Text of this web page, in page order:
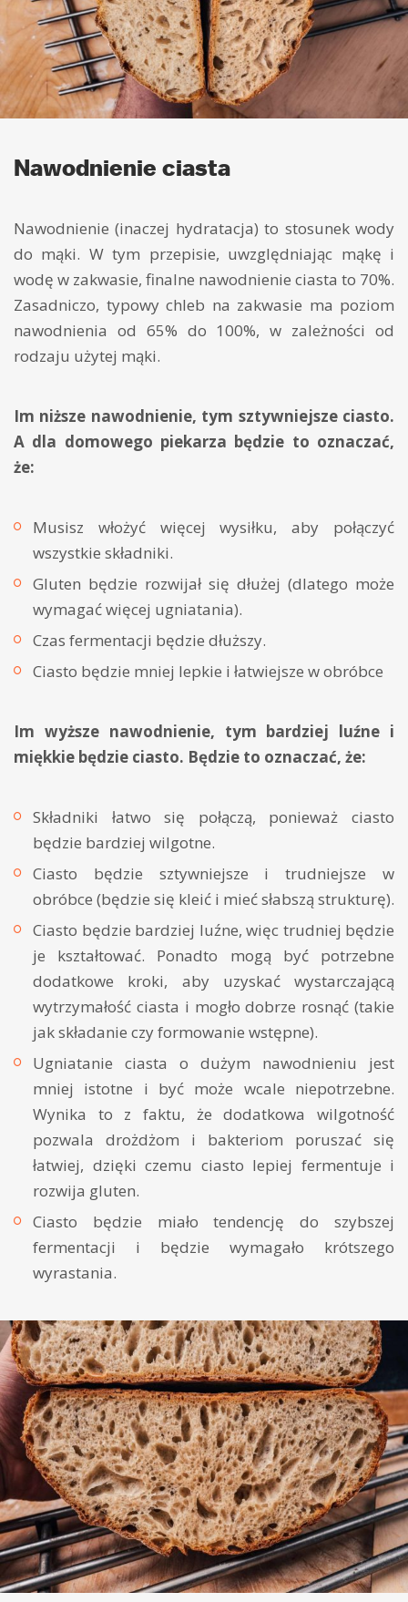
Nawodnienie ciasta
Nawodnienie (inaczej hydratacja) to stosunek wody
do mąki. W tym przepisie, uwzględniając mąkę i
wodę w zakwasie, finalne nawodnienie ciasta to 70%.
Zasadniczo, typowy chleb na zakwasie ma poziom
nawodnienia od 65% do 100%, w zależności od
rodzaju użytej mąki.
Im niższe nawodnienie, tym sztywniejsze ciasto.
A dla domowego piekarza będzie to oznaczać,
że:
Musisz włożyć więcej wysiłku, aby połączyć
wszystkie składniki.
Gluten będzie rozwijał się dłużej (dlatego może
wymagać więcej ugniatania).
Czas fermentacji będzie dłuższy.
Ciasto będzie mniej lepkie i łatwiejsze w obróbce
Im wyższe nawodnienie, tym bardziej luźne i
miękkie będzie ciasto. Będzie to oznaczać, że:
Składniki łatwo się połączą, ponieważ ciasto
będzie bardziej wilgotne.
Ciasto będzie sztywniejsze i trudniejsze w
obróbce (będzie się kleić i mieć słabszą strukturę).
Ciasto będzie bardziej luźne, więc trudniej będzie
je kształtować. Ponadto mogą być potrzebne
dodatkowe kroki, aby uzyskać wystarczającą
wytrzymałość ciasta i mogło dobrze rosnąć (takie
jak składanie czy formowanie wstępne).
Ugniatanie ciasta o dużym nawodnieniu jest
mniej istotne i być może wcale niepotrzebne.
Wynika to z faktu, że dodatkowa wilgotność
pozwala drożdżom i bakteriom poruszać się
łatwiej, dzięki czemu ciasto lepiej fermentuje i
rozwija gluten.
Ciasto będzie miało tendencję do szybszej
fermentacji i będzie wymagało krótszego
wyrastania.